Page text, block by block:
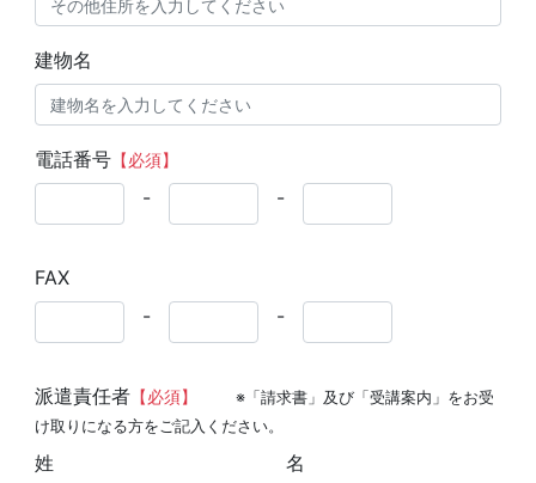
建物名
電話番号【必須】
- -
FAX
-
-
派遣責任者【必須】
※「請求書」及び「受講案内」をお受
け取りになる方をご記入ください。
姓 名